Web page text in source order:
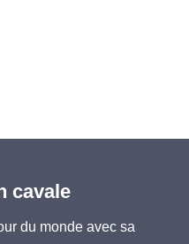
cavale
du monde avec sa